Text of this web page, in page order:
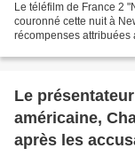
Le téléfilm de France 2
couronné cette nuit à
récompenses attribuées
Le
américaine,
après les